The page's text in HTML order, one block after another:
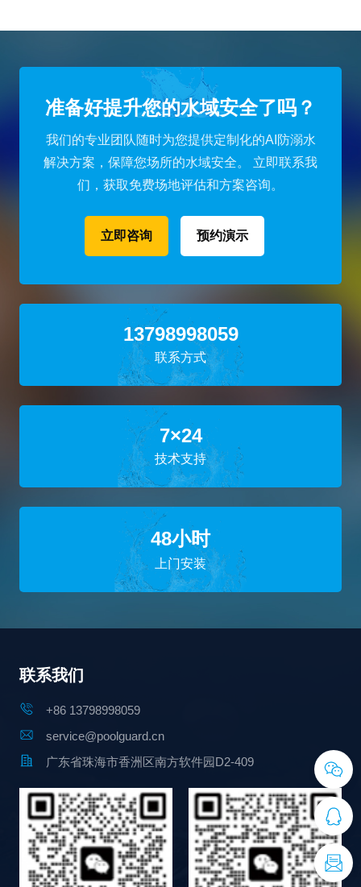
准备好提升您的水域安全了吗？
我们的专业团队随时为您提供定制化的AI防溺水
解决方案，保障您场所的水域安全。
立即联系我
们，获取免费场地评估和方案咨询。
立即咨询 预约演示
13798998059
联系方式
7×24
技术支持
48小时
上门安装
联系我们
+86 13798998059
service@poolguard.cn
广东省珠海市香洲区南方软件园D2-409